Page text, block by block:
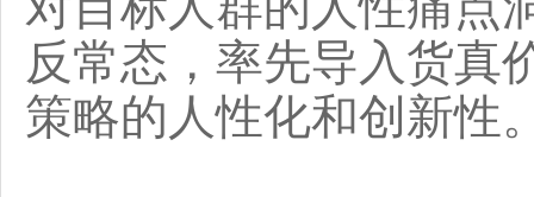
反常态，率先导入货真
策略的人性化和创新性